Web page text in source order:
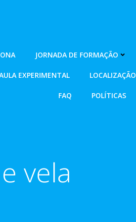
JORNADA DE FORMAÇÃO
EXPERIMENTAL LOCALIZAÇÃO
FAQ POLÍTICAS
vela